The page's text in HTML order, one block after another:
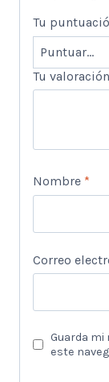
Tu
Tu valoración
Nombre *
Correo
Guarda
este